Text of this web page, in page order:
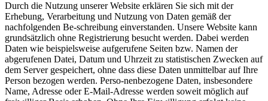
Durch die Nutzung unserer Website erklären Sie sich mit der
Erhebung, Verarbeitung und Nutzung von Daten gemäß der
nachfolgenden Be-schreibung einverstanden. Unsere Website kann
grundsätzlich ohne Registrierung besucht werden. Dabei werden
Daten wie beispielsweise aufgerufene Seiten bzw. Namen der
abgerufenen Datei, Datum und Uhrzeit zu statistischen Zwecken auf
dem Server gespeichert, ohne dass diese Daten unmittelbar auf Ihre
Person bezogen werden. Perso-nenbezogene Daten, insbesondere
Name, Adresse oder E-Mail-Adresse werden soweit möglich auf